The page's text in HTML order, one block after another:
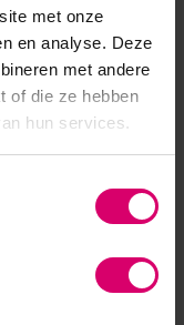
met onze
en analyse. Deze
met andere
of die ze hebben
hun services.